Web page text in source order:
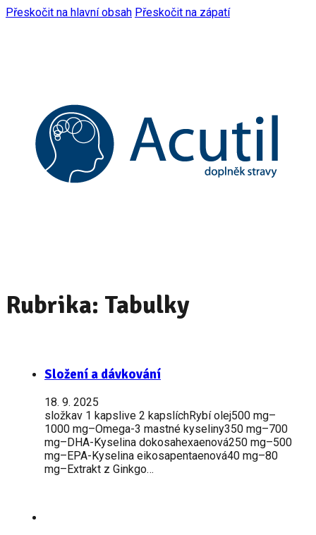
Přeskočit na hlavní obsah Přeskočit na zápatí
Rubrika: Tabulky
Složení a dávkování
18. 9. 2025
složkav 1 kapslive 2 kapslíchRybí olej500 mg–
1000 mg–Omega-3 mastné kyseliny350 mg–700
mg–DHA-Kyselina dokosahexaenová250 mg–500
mg–EPA-Kyselina eikosapentaenová40 mg–80
mg–Extrakt z Ginkgo…